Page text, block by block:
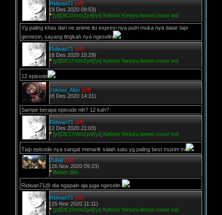
Ridwan71 [off]
(9 Des 2020 09:53)
* [yt]DlCt7nVnZp4[/yt] Kebshi Yonezu lemon cover ind
Yg paling khas dari ne anime itu expresi nya putri muka nya datar tapi
gemesin, sayang tingkah nya ngeselin
Ridwan71 [off]
(8 Des 2020 15:29)
* [yt]DlCt7nVnZp4[/yt] Kebshi Yonezu lemon cover ind
12 episode
Jokowi_Alter [off]
(8 Des 2020 14:31)
Sampe berapa episode nih? 12 kah?
Ridwan71 [off]
(2 Des 2020 21:03)
* [yt]DlCt7nVnZp4[/yt] Kebshi Yonezu lemon cover ind
Tiap episode nya sangat menarik salah satu yg paling best musim ini
Zubai [off]
(26 Nov 2020 09:23)
* Belum diisi
Ridwan71@ dia ngapain aja juga ngeselin
Ridwan71 [off]
(25 Nov 2020 11:11)
* [yt]DlCt7nVnZp4[/yt] Kebshi Yonezu lemon cover ind